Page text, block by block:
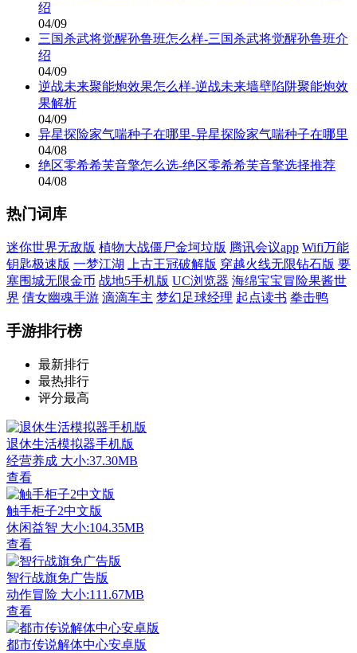
绍
04/09
三国杀武将觉醒孙鲁班怎么样-三国杀武将觉醒孙鲁班介
绍
04/09
逆战未来聚能炮效果怎么样-逆战未来墙壁陷阱聚能炮效
果解析
04/09
异星探险家气喘种子在哪里-异星探险家气喘种子在哪里
04/08
绝区零希希芙音擎怎么选-绝区零希希芙音擎选择推荐
04/08
热门词库
迷你世界无敌版 植物大战僵尸金坷垃版 腾讯会议app Wifi万能
钥匙极速版 一梦江湖 上古王冠破解版 穿越火线无限钻石版 要
塞围城无限金币 战地5手机版 UC浏览器 海绵宝宝冒险果酱世
界 倩女幽魂手游 滴滴车主 梦幻足球经理 起点读书 拳击鸭
手游排行榜
最新排行
最热排行
评分最高
退休生活模拟器手机版
经营养成 大小:37.30MB
查看
触手柜子2中文版
休闲益智 大小:104.35MB
查看
智行战旗免广告版
动作冒险 大小:111.67MB
查看
都市传说解体中心安卓版